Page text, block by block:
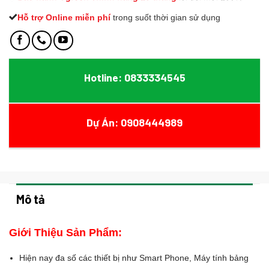
Hỗ trợ Online miễn phí trong suốt thời gian sử dụng
Hotline: 0833334545
Dự Án: 0908444989
Mô tả
Giới Thiệu Sản Phẩm:
Hiện nay đa số các thiết bị như Smart Phone, Máy tính bảng